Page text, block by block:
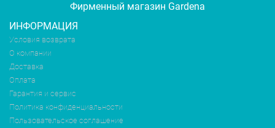
Фирменный магазин Gardena
ИНФОРМАЦИЯ
Условия возврата
О компании
Доставка
Оплата
Гарантия и сервис
Политика конфиденциальности
Пользовательское соглашение